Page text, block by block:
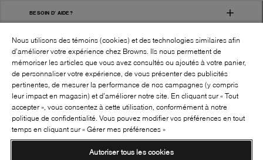
BESOIN D' AIDE?
BROWNS SHOES INC. TOUS DROITS
RÉSERVÉS
SUIVEZ-NOUS!:
Nous utilisons des témoins (cookies) et des technologies similaires afin
d’améliorer votre expérience chez Browns. Ils nous permettent de
mémoriser les articles que vous avez consultés ou ajoutés à votre panier,
de personnaliser votre expérience, de vous présenter des publicités
pertinentes, de mesurer la performance de nos campagnes (y compris
leur impact en magasin) et d’améliorer notre site. En cliquant sur « Tout
accepter », vous consentez à cette utilisation, conformément à notre
politique de confidentialité. Vous pouvez modifier vos préférences en tout
temps en cliquant sur « Gérer mes préférences »
Autoriser tous les cookies